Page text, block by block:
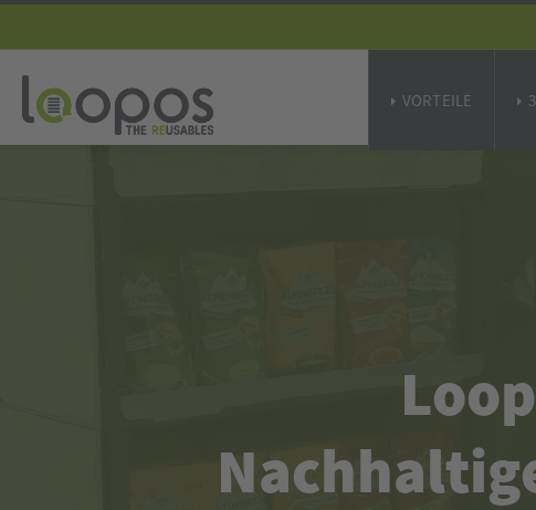
VORTEILE